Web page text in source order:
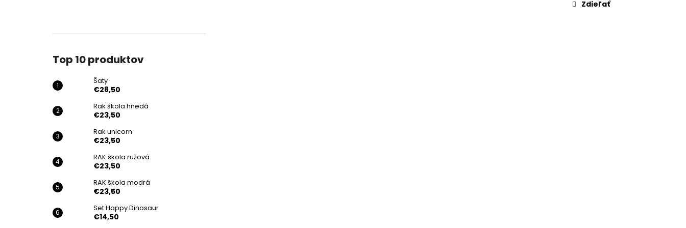
Top 10 produktov
Šaty
€28,50
Rak škola hnedá
€23,50
Rak unicorn
€23,50
RAK škola ružová
€23,50
RAK škola modrá
€23,50
Set Happy Dinosaur
€14,50
Zdieľať